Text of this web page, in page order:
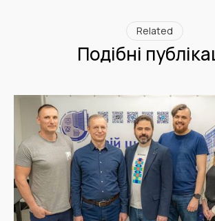
Related
Подібні